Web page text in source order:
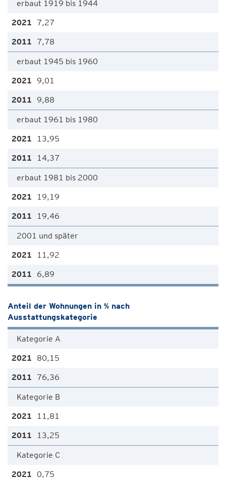
erbaut 1919 bis 1944
7,27
7,78
erbaut 1945 bis 1960
9,01
9,88
erbaut 1961 bis 1980
13,95
14,37
erbaut 1981 bis 2000
19,19
19,46
2001 und später
11,92
6,89
Anteil der Wohnungen in % nach
Ausstattungskategorie
Kategorie A
80,15
76,36
Kategorie B
11,81
13,25
Kategorie C
0,75